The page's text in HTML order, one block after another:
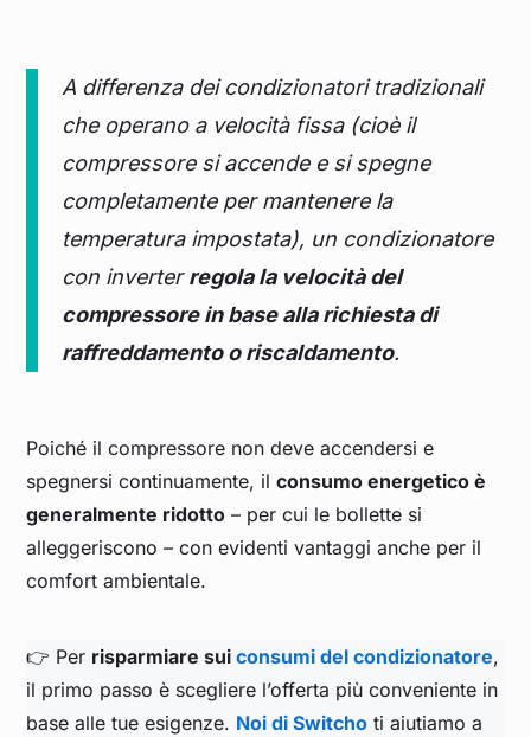
A differenza dei condizionatori tradizionali
che operano a velocità fissa (cioè il
compressore si accende e si spegne
completamente per mantenere la
temperatura impostata), un condizionatore
con inverterregola la velocità del
compressore in base alla richiesta di
raffreddamento o riscaldamento.
Poiché il compressore non deve accendersi e
spegnersi continuamente, ilconsumo energetico è
generalmente ridotto – per cui le bollette si
alleggeriscono – con evidenti vantaggi anche per il
comfort ambientale.
👉 Per risparmiare suiconsumi del condizionatore,
il primo passo è scegliere l’offerta più conveniente in
base alle tue esigenze. Noi di Switcho ti aiutiamo a